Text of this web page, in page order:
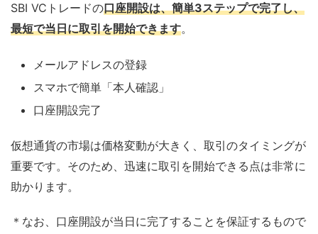
SBI VCトレードの口座開設は、簡単3ステップで完了し、
最短で当日に取引を開始できます。
メールアドレスの登録
スマホで簡単「本人確認」
口座開設完了
仮想通貨の市場は価格変動が大きく、取引のタイミングが
重要です。そのため、迅速に取引を開始できる点は非常に
助かります。
＊なお、口座開設が当日に完了することを保証するもので